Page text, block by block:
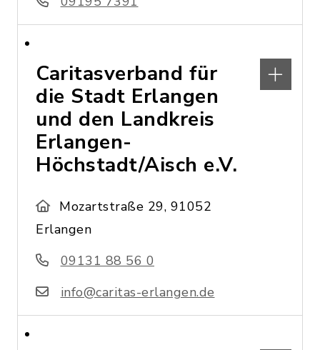
Caritasverband für
die Stadt Erlangen
und den Landkreis
Erlangen-
Höchstadt/Aisch e.V.
Mozartstraße 29, 91052
Erlangen
09131 88 56 0
info@caritas-erlangen.de